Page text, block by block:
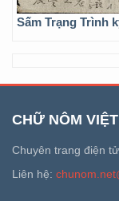
Sấm Trạng Trình
CHỮ NÔM
Chuyên trang điện
Liên hệ: